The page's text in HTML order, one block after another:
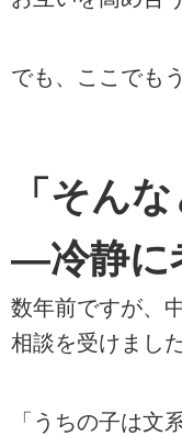
でも、ここでも
「そん
—冷静に
数年前ですが、
相談を受けました
「うちの子は文